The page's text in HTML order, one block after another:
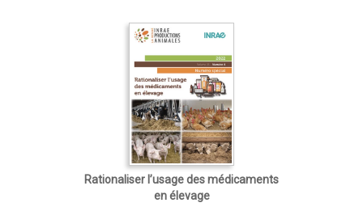
Rationaliser l’usage des médicaments
en élevage